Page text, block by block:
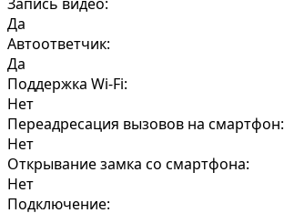
Да
Автоответчик:
Да
Поддержка Wi-Fi:
Нет
Переадресация вызовов на смартфон:
Нет
Открывание замка со смартфона:
Нет
Подключение: